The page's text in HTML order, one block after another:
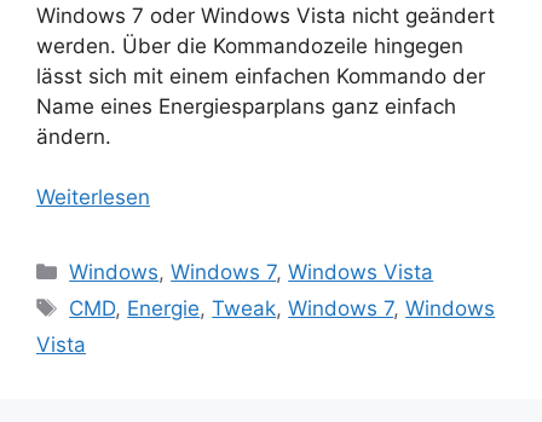
Windows 7 oder Windows Vista nicht geändert
werden. Über die Kommandozeile hingegen
lässt sich mit einem einfachen Kommando der
Name eines Energiesparplans ganz einfach
ändern.
Weiterlesen
Kategorien
Windows,Windows 7,Windows Vista
Schlagwörter
CMD, Energie,Tweak,Windows 7,Windows
Vista